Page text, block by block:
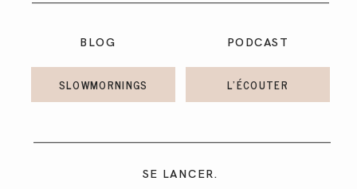
BLOG
SE LANCER.
SLOWMORNINGS
PODCAST
L'ÉCOUTER